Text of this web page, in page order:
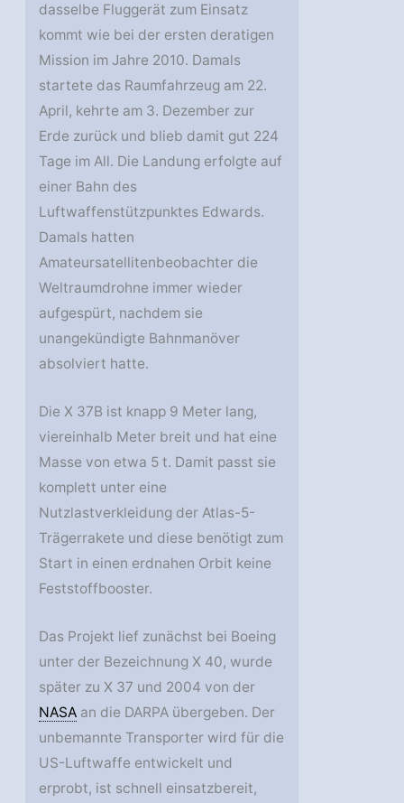
dasselbe Fluggerät zum Einsatz
kommt wie bei der ersten deratigen
Mission im Jahre 2010. Damals
startete das Raumfahrzeug am 22.
April, kehrte am 3. Dezember zur
Erde zurück und blieb damit gut 224
Tage im All. Die Landung erfolgte auf
einer Bahn des
Luftwaffenstützpunktes Edwards.
Damals hatten
Amateursatellitenbeobachter die
Weltraumdrohne immer wieder
aufgespürt, nachdem sie
unangekündigte Bahnmanöver
absolviert hatte.
Die X 37B ist knapp 9 Meter lang,
viereinhalb Meter breit und hat eine
Masse von etwa 5 t. Damit passt sie
komplett unter eine
Nutzlastverkleidung der Atlas-5-
Trägerrakete und diese benötigt zum
Start in einen erdnahen Orbit keine
Feststoffbooster.
Das Projekt lief zunächst bei Boeing
unter der Bezeichnung X 40, wurde
später zu X 37 und 2004 von der
NASA an die DARPA übergeben. Der
unbemannte Transporter wird für die
US-Luftwaffe entwickelt und
erprobt, ist schnell einsatzbereit,